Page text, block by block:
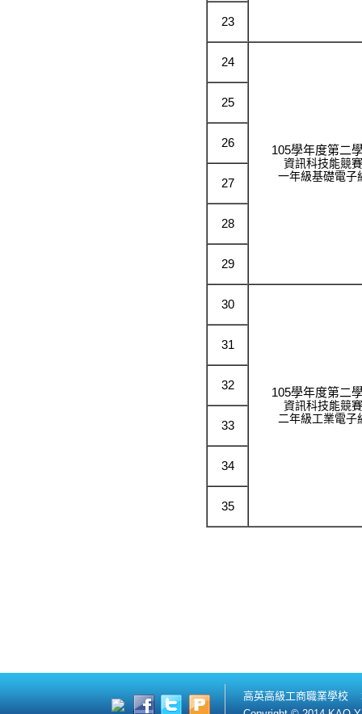
23
24
105學年度第二
資訊科技能競賽
一年級基礎電子
25
26
27
28
29
30
105學年度第二
資訊科技能競賽
二年級工業電子
31
32
33
34
35
高英高級工商職業學校